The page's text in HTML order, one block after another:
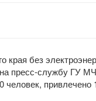
края без
пресс-службу ГУ
человек, привлечено